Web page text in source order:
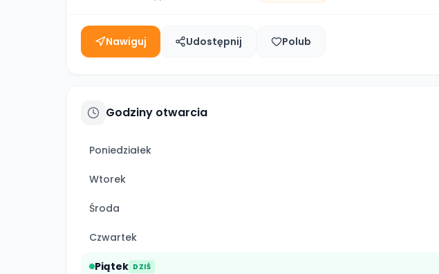
Nawiguj Udostępnij Polub
Godziny otwarcia
Poniedziałek
Wtorek
Środa
Czwartek
Piątek DZIŚ